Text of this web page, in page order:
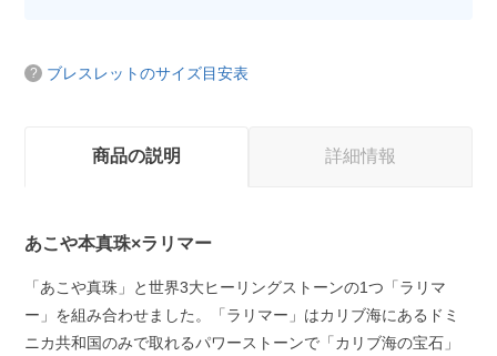
ブレスレットのサイズ目安表
商品の説明 詳細情報
あこや本真珠×ラリマー
「あこや真珠」と世界3大ヒーリングストーンの1つ「ラリマ
ー」を組み合わせました。「ラリマー」はカリブ海にあるドミ
ニカ共和国のみで取れるパワーストーンで「カリブ海の宝石」